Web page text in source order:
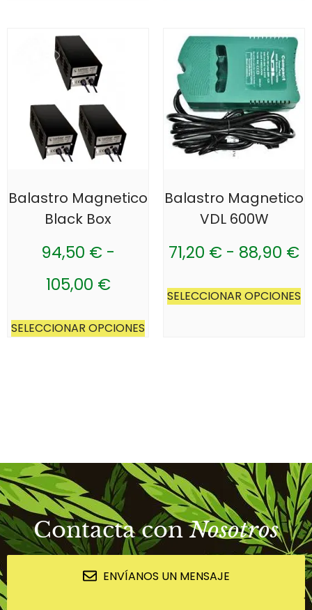
Balastro Magnetico
Black Box
94,50 € -
105,00 €
SELECCIONAR OPCIONES
Balastro Magnetico
VDL 600W
71,20 € - 88,90 €
SELECCIONAR OPCIONES
Contacta conNosotros
ENVÍANOS UN MENSAJE